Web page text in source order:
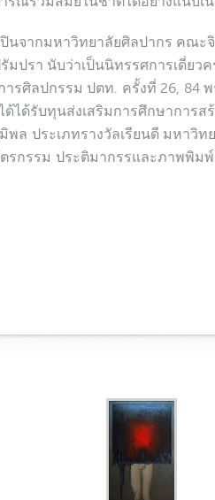
นจากมหาวิทยาลัยศิลปากร คณ
มปรา นับว่าเป็นนิทรรศการเดี่ย
ารศิลปกรรม ปตท. ครั้งที่ 26, 84
ด้ได้รับทุนส่งเสริมการศึกษากา
พล ประเภทรางวัลเรียนดี มหาวิ
รกรรม ประติมากรรและภาพพิม